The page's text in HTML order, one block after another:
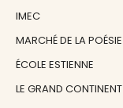
IMEC
MARCHÉ DE LA POÉSIE
ÉCOLE ESTIENNE
LE GRAND CONTINENT